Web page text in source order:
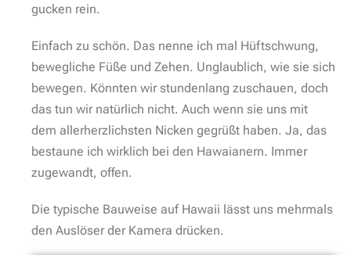
gucken rein.
Einfach zu schön. Das nenne ich mal Hüftschwung,
bewegliche Füße und Zehen. Unglaublich, wie sie sich
bewegen. Könnten wir stundenlang zuschauen, doch
das tun wir natürlich nicht. Auch wenn sie uns mit
dem allerherzlichsten Nicken gegrüßt haben. Ja, das
bestaune ich wirklich bei den Hawaianern. Immer
zugewandt, offen.
Die typische Bauweise auf Hawaii lässt uns mehrmals
den Auslöser der Kamera drücken.